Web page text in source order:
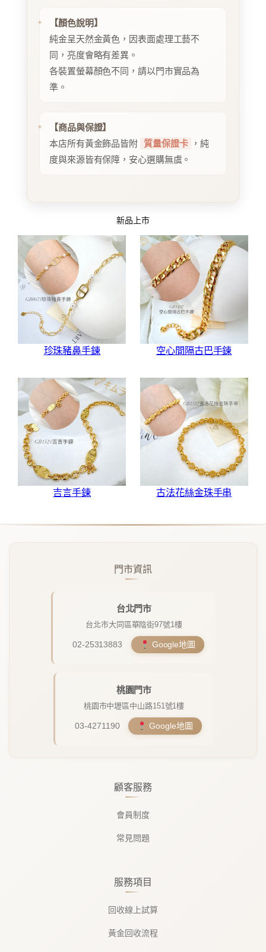
【顏色說明】
純金呈天然金黃色，因表面處理工藝不
同，亮度會略有差異。
各裝置螢幕顏色不同，請以門市實品為
準。
【商品與保證】
本店所有黃金飾品皆附 質量保證卡
，純
度與來源皆有保障，安心選購無虞。
新品上市
珍珠豬鼻手鍊 空心間隔古巴手鍊
吉言手鍊 古法花絲金珠手串
顧客服務
會員制度
常見問題
服務項目
回收線上試算
黃金回收流程
門市資訊
台北門市
台北市大同區華陰街97號1樓
02-25313883 Google地圖
桃園門市
桃園市中壢區中山路151號1樓
03-4271190 Google地圖